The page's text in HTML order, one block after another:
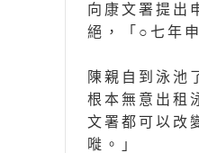
向康文署提出
絕，「○七年
陳親自到泳池
根本無意出租
文署都可以改
嘥。」